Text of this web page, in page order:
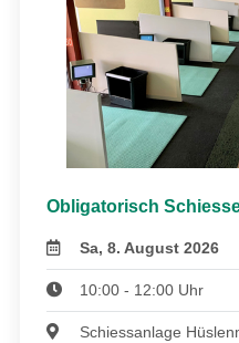
Obligatorisch
Sa, 8. August 2026
10:00 - 12:00 Uhr
Schiessanlage